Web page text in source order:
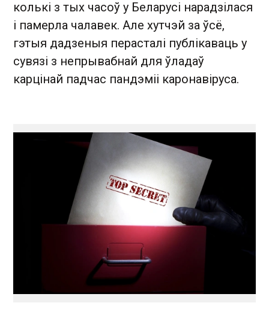
колькі з тых часоў у Беларусі нарадзілася
і памерла чалавек. Але хутчэй за ўсё,
гэтыя дадзеныя перасталі публікаваць у
сувязі з непрывабнай для ўладаў
карцінай падчас пандэміі каронавіруса.